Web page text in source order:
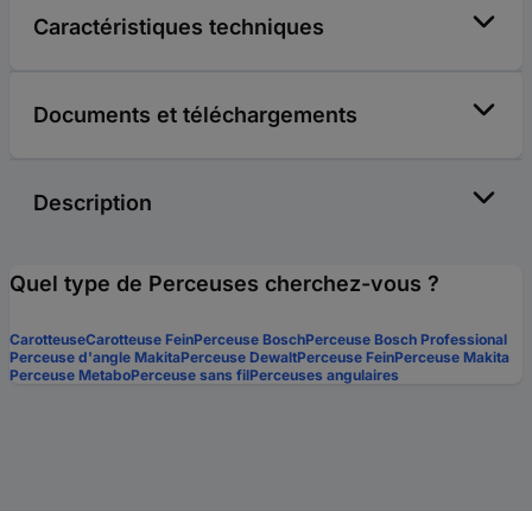
Caractéristiques techniques
Documents et téléchargements
Description
Quel type de Perceuses cherchez-vous ?
CarotteuseCarotteuse FeinPerceuse BoschPerceuse Bosch Professional
Perceuse d'angle MakitaPerceuse DewaltPerceuse FeinPerceuse Makita
Perceuse MetaboPerceuse sans filPerceuses angulaires